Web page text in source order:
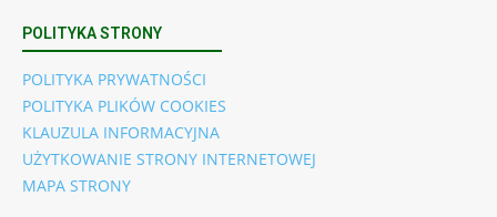
POLITYKA STRONY
POLITYKA PRYWATNOŚCI
POLITYKA PLIKÓW COOKIES
KLAUZULA INFORMACYJNA
UŻYTKOWANIE STRONY INTERNETOWEJ
MAPA STRONY